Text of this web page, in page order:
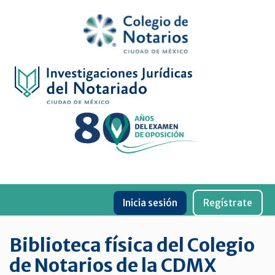
Física
Jurídica
virtual
de
Inicia sesión Regístrate
Biblioteca física del Colegio
de Notarios de la CDMX